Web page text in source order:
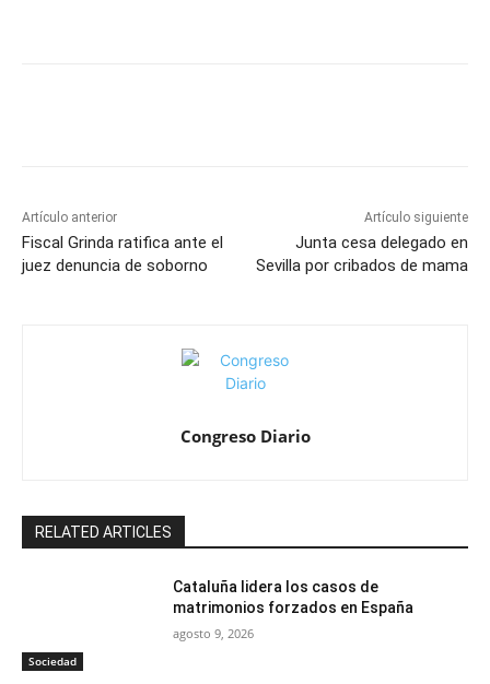
Artículo anterior
Fiscal Grinda ratifica ante el
juez denuncia de soborno
Artículo siguiente
Junta cesa delegado en
Sevilla por cribados de mama
Congreso Diario
RELATED ARTICLES
Sociedad
Cataluña lidera los casos de
matrimonios forzados en España
agosto 9, 2026